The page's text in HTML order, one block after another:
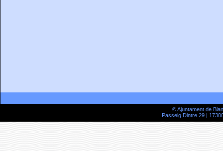
© Ajuntament de
Passeig Dintre 29 |